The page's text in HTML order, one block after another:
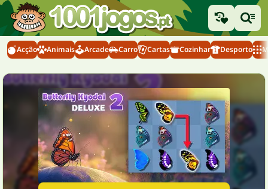
Acção Animais Arcade Carro Cartas Cozinhar Desporto